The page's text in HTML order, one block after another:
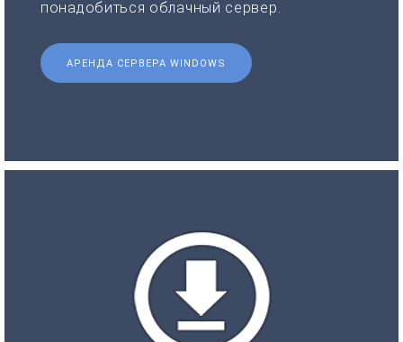
понадобиться облачный сервер.
АРЕНДА СЕРВЕРА WINDOWS